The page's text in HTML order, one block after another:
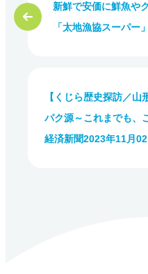
新鮮で安価に鮮魚や
「太地漁協スーパー」
【くじら歴史探訪／
パク源～これまでも、
経済新聞2023年11月02